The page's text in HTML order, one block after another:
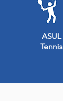
ASUL
Tennis